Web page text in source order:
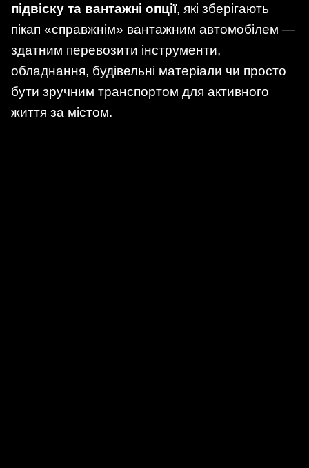
підвіску та вантажні опції, які зберігають
пікап «справжнім» вантажним автомобілем —
здатним перевозити інструменти,
обладнання, будівельні матеріали чи просто
бути зручним транспортом для активного
життя за містом.